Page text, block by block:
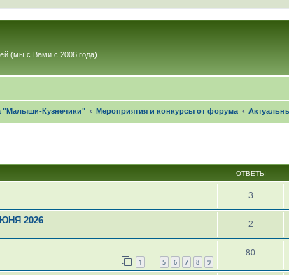
(мы с Вами с 2006 года)
"Малыши-Кузнечики" Мероприятия и конкурсы от форума
ОТВЕТЫ
3
2026 2
1 5 6 7 8 9
80